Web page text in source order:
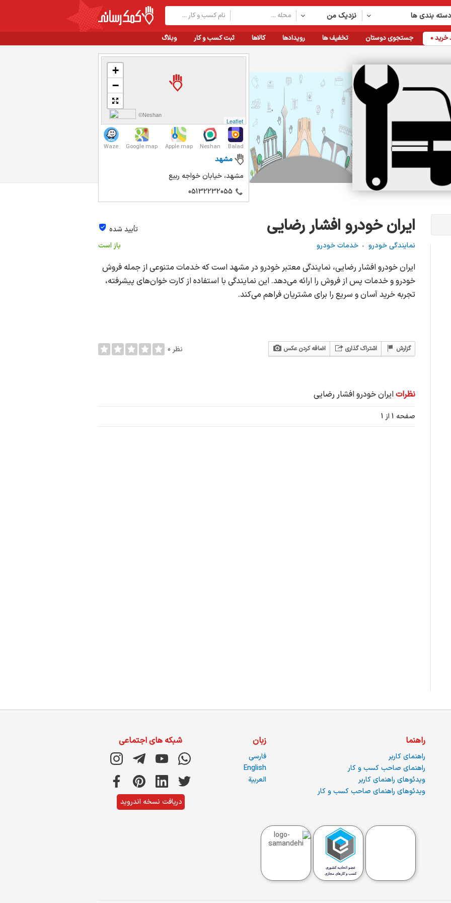
نزدیک من بندی ها
وبلاگ ثبت کسب و کار کالاها رویدادها تخفیف ها جستجوی دوستان خرید0
+
−
Leaflet
©Neshan
Balad
Neshan
Apple map
Google map
Waze
مشهد
مشهد، خیابان خواجه ربیع
05132232055
ایران خودرو افشار رضایی
تأیید شده
نمایندگی خودرو
خدمات خودرو باز است
ایران خودرو افشار رضایی، نمایندگی معتبر خودرو در مشهد است که خدمات متنوعی از جمله فروش
خودرو و خدمات پس از فروش را ارائه می‌دهد. این نمایندگی با استفاده از کارت خوان‌های پیشرفته،
تجربه خرید آسان و سریع را برای مشتریان فراهم می‌کند.
اضافه کردن عکس اشتراک گذاری گزارش 0 نظر
نظراتایران خودرو افشار رضایی
صفحه 1 از 1
راهنما
راهنمای کاربر
راهنمای صاحب کسب و کار
ویدئوهای راهنمای کاربر
ویدئوهای راهنمای صاحب کسب و کار
زبان
فارسی
English
العربية
شبکه های اجتماعی
دریافت نسخه اندروید